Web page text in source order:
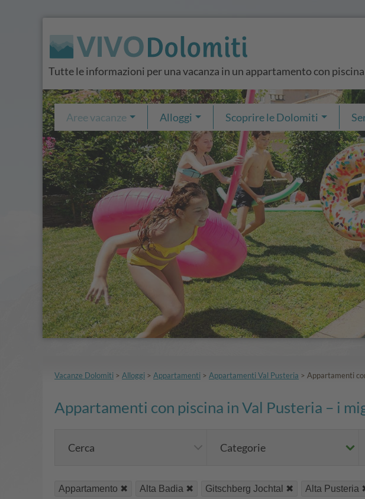
Tutte le informazioni per una vacanza in un appartamento con
Aree vacanze Alloggi Scoprire le Dolomiti
Vacanze Dolomiti > Alloggi > Appartamenti > Appartamenti Val Pusteria > Appartamenti
Appartamenti con piscina in Val Pusteria – i
Cerca Categorie
Appartamento Alta Badia Gitschberg Jochtal Alta Pusteria